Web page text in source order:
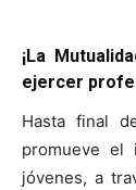
¡La
ejercer
Hasta final
promueve el
jóvenes, a